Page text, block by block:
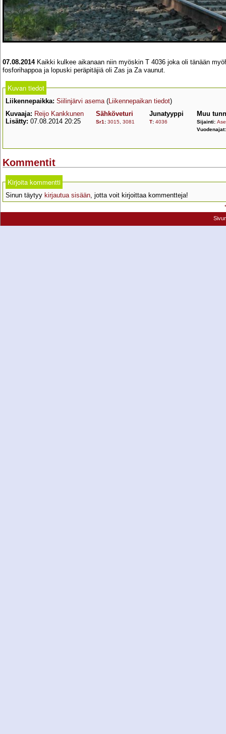
07.08.2014Kaikki kulkee aikanaan niin myöskin T 4036 joka oli tänään
fosforihappoa ja lopuski peräpitäjiä oli Zas ja Za vaunut.
Kuvan tiedot
Liikennepaikka: Siilinjärvi asema(Liikennepaikan tiedot)
Kuvaaja: Reijo Kankkunen
Lisätty: 07.08.2014 20:25
Sähköveturi
Sr1 : 3015 3081
Junatyyppi
T: 4036
Muu
Sijainti:
Kommentit
Kirjoita kommentti
Sinun täytyy kirjautua sisään, jotta voit kirjoittaa kommentteja!